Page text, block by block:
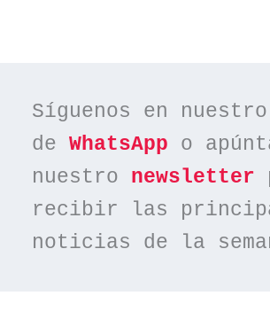
Síguenos en
de WhatsApp o
nuestro newsletter
recibir las
noticias de la